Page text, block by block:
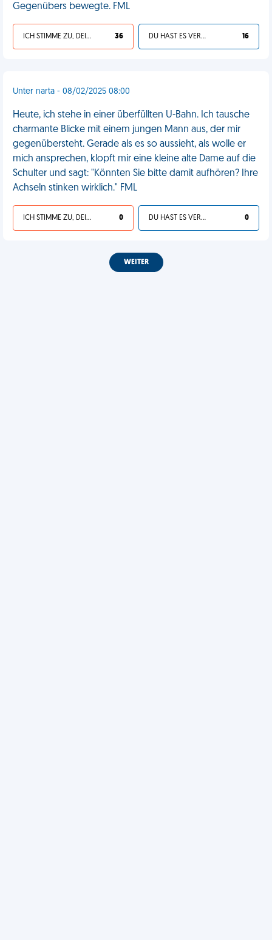
Gegenübers bewegte. FML
ICH STIMME ZU, DEIN LEBEN IST SCHEISSE 36 DU HAST ES VERDIENT 16
Unter narta - 08/02/2025 08:00
Heute, ich stehe in einer überfüllten U-Bahn. Ich tausche
charmante Blicke mit einem jungen Mann aus, der mir
gegenübersteht. Gerade als es so aussieht, als wolle er
mich ansprechen, klopft mir eine kleine alte Dame auf die
Schulter und sagt: "Könnten Sie bitte damit aufhören? Ihre
Achseln stinken wirklich." FML
ICH STIMME ZU, DEIN LEBEN IST SCHEISSE 0 DU HAST ES VERDIENT 0
WEITER